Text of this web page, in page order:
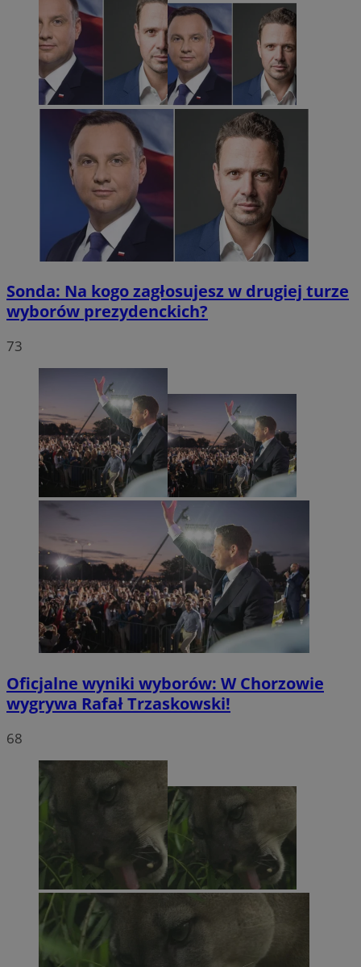
Sonda: Na kogo zagłosujesz w drugiej turze
wyborów prezydenckich?
73
Oficjalne wyniki wyborów: W Chorzowie
wygrywa Rafał Trzaskowski!
68